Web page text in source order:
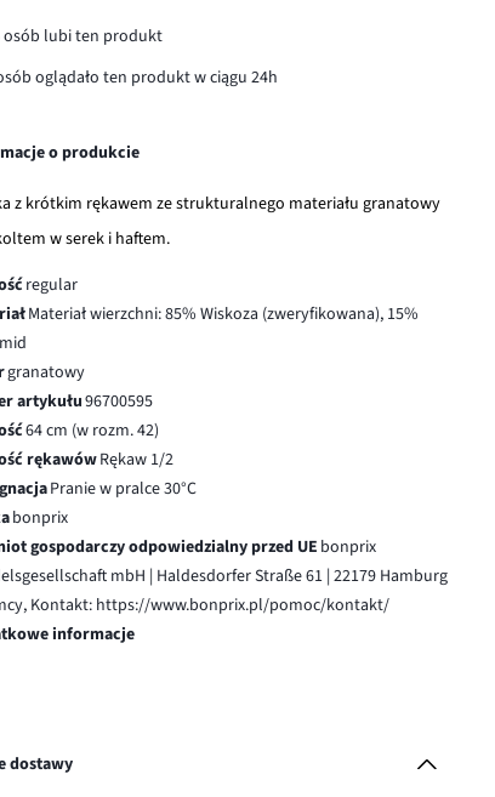
osób lubi ten produkt
oglądało ten produkt w ciągu 24h
o produkcie
z krótkim rękawem ze strukturalnego materiału granatowy
w serek i haftem.
regular
Materiał wierzchni: 85% Wiskoza (zweryfikowana), 15%
granatowy
artykułu96700595
64 cm (w rozm. 42)
rękawówRękaw 1/2
Pranie w pralce 30°C
bonprix
gospodarczy odpowiedzialny przed UE bonprix
mbH | Haldesdorfer Straße 61 | 22179 Hamburg
Kontakt: https://www.bonprix.pl/pomoc/kontakt/
informacje
dostawy